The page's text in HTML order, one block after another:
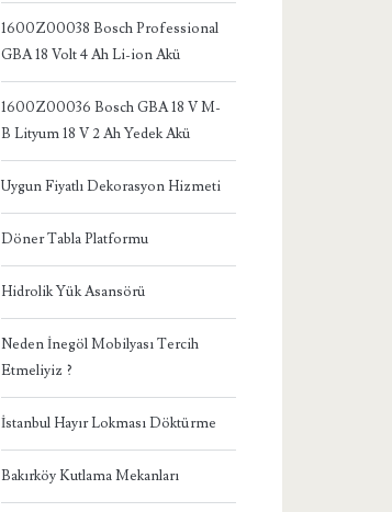
1600Z00038 Bosch Professional
GBA 18 Volt 4 Ah Li-ion Akü
1600Z00036 Bosch GBA 18 V M-
B Lityum 18 V 2 Ah Yedek Akü
Uygun Fiyatlı Dekorasyon Hizmeti
Döner Tabla Platformu
Hidrolik Yük Asansörü
Neden İnegöl Mobilyası Tercih
Etmeliyiz ?
İstanbul Hayır Lokması Döktürme
Bakırköy Kutlama Mekanları